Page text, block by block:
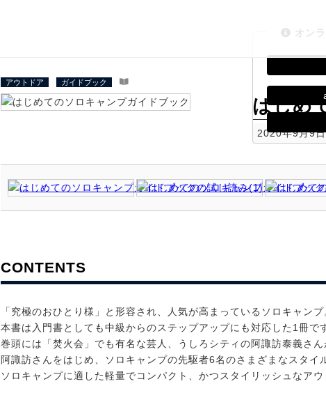
アウトドア ガイドブック
はじめ
2020年9月9
オン
CONTENTS
「究極のおひとり様」と形容され、人気が高まっているソロキャンプ
本書は入門書としても中級からのステップアップにも対応した1冊で
巻頭には「焚火会」でも有名な芸人、うしろシティの阿諏訪泰義さん
阿諏訪さんをはじめ、ソロキャンプの先駆者6名のさまざまなスタイ
ソロキャンプに適した軽量でコンパクト、かつスタイリッシュなア